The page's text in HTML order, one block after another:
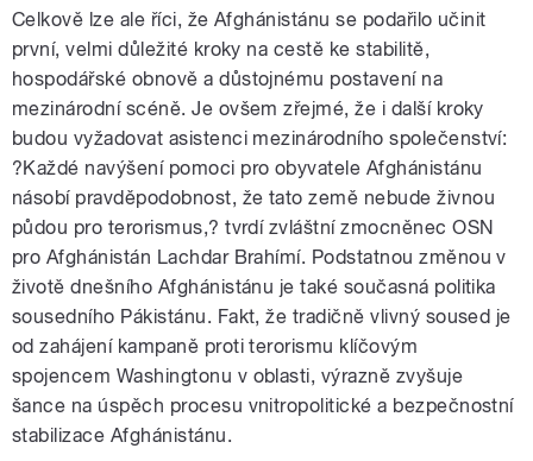
Celkově lze ale říci, že Afghánistánu se podařilo učinit
první, velmi důležité kroky na cestě ke stabilitě,
hospodářské obnově a důstojnému postavení na
mezinárodní scéně. Je ovšem zřejmé, že i další kroky
budou vyžadovat asistenci mezinárodního společenství:
?Každé navýšení pomoci pro obyvatele Afghánistánu
násobí pravděpodobnost, že tato země nebude živnou
půdou pro terorismus,? tvrdí zvláštní zmocněnec OSN
pro Afghánistán Lachdar Brahímí. Podstatnou změnou v
životě dnešního Afghánistánu je také současná politika
sousedního Pákistánu. Fakt, že tradičně vlivný soused je
od zahájení kampaně proti terorismu klíčovým
spojencem Washingtonu v oblasti, výrazně zvyšuje
šance na úspěch procesu vnitropolitické a bezpečnostní
stabilizace Afghánistánu.